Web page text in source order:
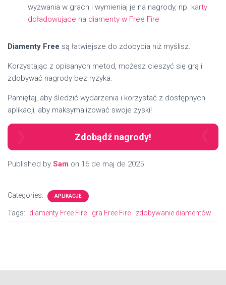
wyzwania w grach i wymieniaj je na nagrody, np. karty
doładowujące na diamenty w Free Fire
Diamenty Free są łatwiejsze do zdobycia niż myślisz.
Korzystając z opisanych metod, możesz cieszyć się grą i
zdobywać nagrody bez ryzyka.
Pamiętaj, aby śledzić wydarzenia i korzystać z dostępnych
aplikacji, aby maksymalizować swoje zyski!
Zdobądź nagrody!
Published by Sam on 16 de maj de 2025
Categories: APLIKACJE
Tags: diamenty Free Fire gra Free Fire zdobywanie diamentów